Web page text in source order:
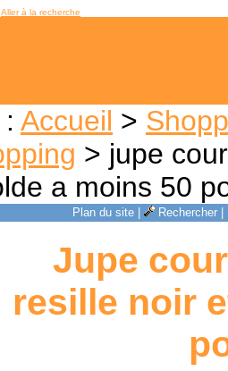
Aller à la recherche
Accueil >
> jupe
a moins 50
Plan du site| Rechercher|
Jupe
resille noir